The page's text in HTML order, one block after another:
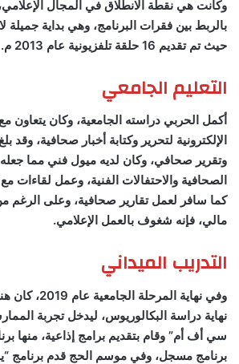
وكانت هي نقطة الانطلاق في المجال
بالربط بين فقرات البرنامج، وهي بداية جميلة
حيث تم تقديم 16 حلقة تلفزيونية عام 2013 م.
التعليم الجامعي
أكمل الحربي دراسته الجامعية، وكان يتعاون
وتقرير صحافي، وكان لديه ميول فني مما
الصحافية والاحتفالات الفنية، وعمل لقاءات مع
كما سافر لعمل تقارير صحافية، وعلى الرغم
مالي، فإنه شغوف بالعمل الإعلامي.
التدريب الميداني
وفي نهاية
نهاية دراسة البكالوريوس، ليدخل تجربة
سي أف أم” وقام بتقديم برامج إذاعية، منها
برنامج مسجل، وفي موسم الحج قدم برنامج